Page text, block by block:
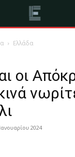
Ελλάδα
οι
2024